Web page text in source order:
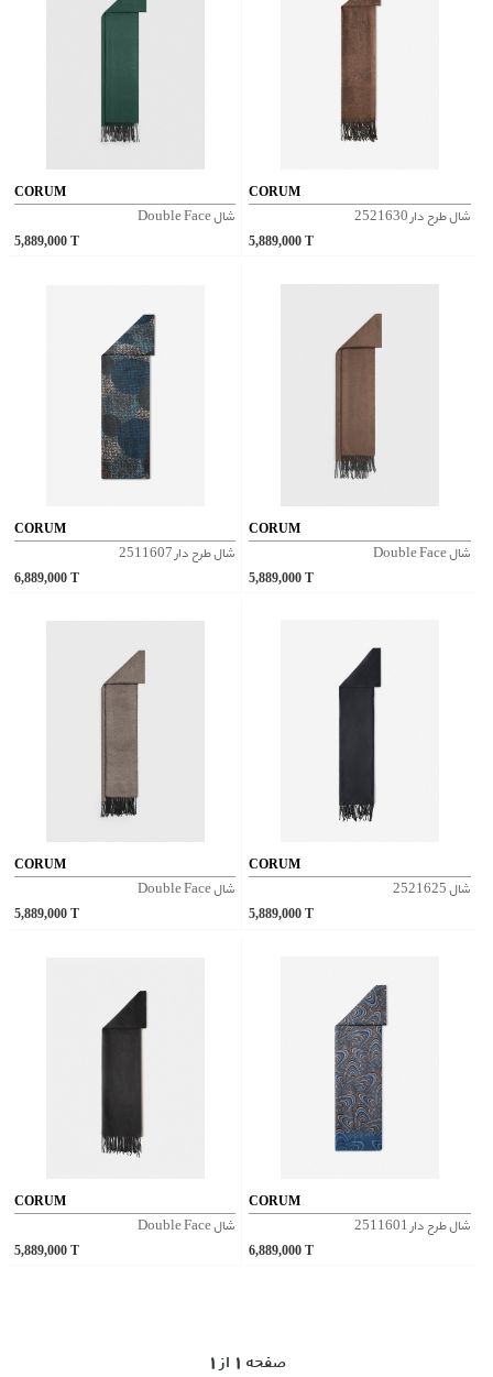
CORUM
شال Double Face
5,889,000
CORUM
شال طرح دار 2521630
5,889,000
CORUM
شال طرح دار 2511607
6,889,000
CORUM
شال Double Face
5,889,000
CORUM
شال Double Face
5,889,000
CORUM
شال 2521625
5,889,000
CORUM
شال Double Face
5,889,000
CORUM
شال طرح دار 2511601
6,889,000
1 صفحه 1 از